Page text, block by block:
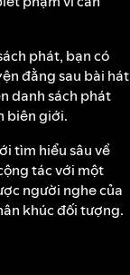
phát, bạn có
đằng sau bài hát
danh sách phát
biên giới.
tìm hiểu sâu về
tác với một
người nghe của
khúc đối tượng.